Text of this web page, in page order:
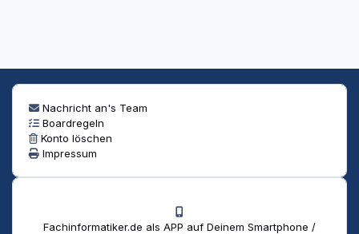
Nachricht an's Team
Boardregeln
Konto löschen
Impressum
Fachinformatiker.de als APP auf Deinem Smartphone /